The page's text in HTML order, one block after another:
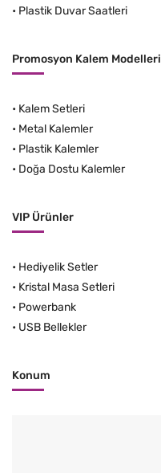
• Plastik Duvar Saatleri
Promosyon Kalem Modelleri
• Kalem Setleri
• Metal Kalemler
• Plastik Kalemler
• Doğa Dostu Kalemler
VIP Ürünler
• Hediyelik Setler
• Kristal Masa Setleri
• Powerbank
• USB Bellekler
Konum